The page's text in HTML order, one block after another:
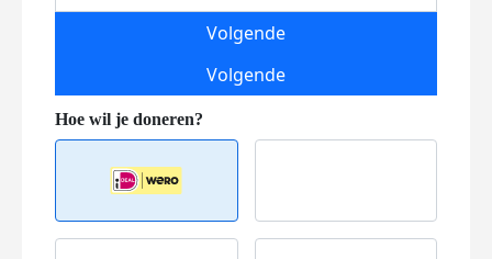
Volgende
Volgende